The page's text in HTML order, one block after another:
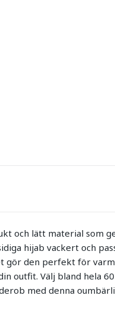
och lätt material som
hijab vackert och
gör den perfekt för
outfit. Välj bland hela 60
med denna